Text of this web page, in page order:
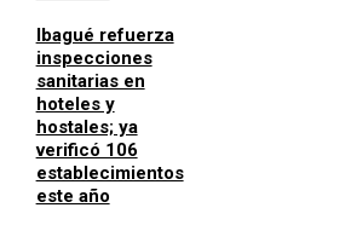
Ibagué refuerza
inspecciones
sanitarias en
hoteles y
hostales; ya
verificó 106
establecimientos
este año